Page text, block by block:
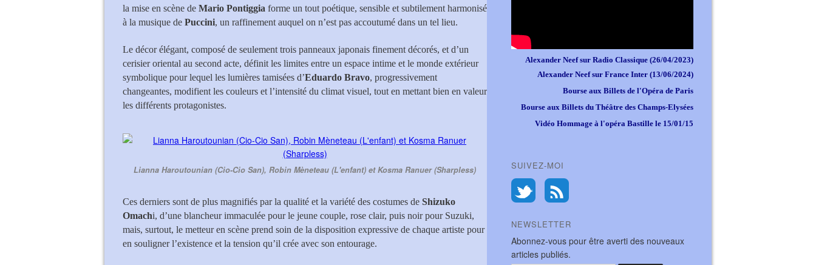
la mise en scène de Mario Pontiggia forme un tout poétique, sensible et subtilement harmonisé
à la musique de Puccini, un raffinement auquel on n’est pas accoutumé dans un tel lieu.
Le décor élégant, composé de seulement trois panneaux japonais finement décorés, et d’un
cerisier oriental au second acte, définit les limites entre un espace intime et le monde extérieur
symbolique pour lequel les lumières tamisées d’Eduardo Bravo, progressivement
changeantes, modifient les couleurs et l’intensité du climat visuel, tout en mettant bien en valeur
les différents protagonistes.
Lianna Haroutounian (Cio-Cio San), Robin Mèneteau (L'enfant) et Kosma Ranuer (Sharpless)
Ces derniers sont de plus magnifiés par la qualité et la variété des costumes de Shizuko
Omachi, d’une blancheur immaculée pour le jeune couple, rose clair, puis noir pour Suzuki,
mais, surtout, le metteur en scène prend soin de la disposition expressive de chaque artiste pour
en souligner l’existence et la tension qu’il crée avec son entourage.
Alexander Neef sur Radio Classique (26/04/2023)
Alexander Neef sur France Inter (13/06/2024)
Bourse aux Billets de l'Opéra de Paris
Bourse aux Billets du Théâtre des Champs-Elysées
Vidéo Hommage à l'opéra Bastille le 15/01/15
SUIVEZ-MOI
NEWSLETTER
Abonnez-vous pour être averti des nouveaux
articles publiés.